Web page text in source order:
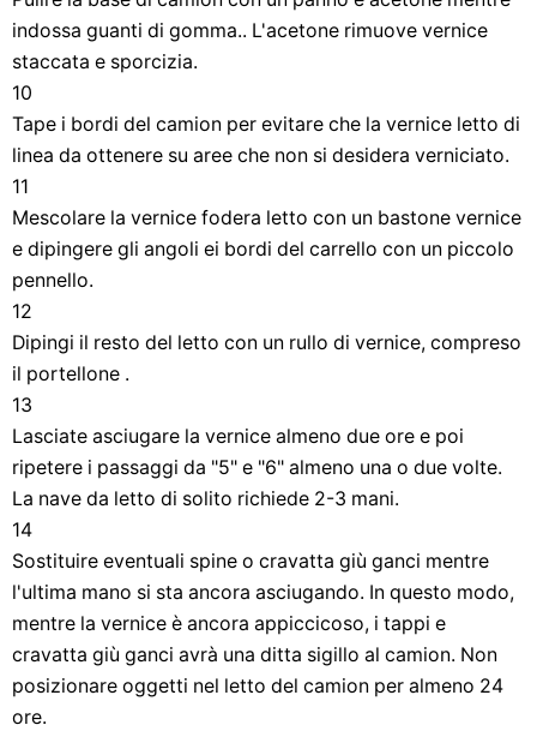
indossa guanti di gomma.. L'acetone rimuove vernice
staccata e sporcizia.
10
Tape i bordi del camion per evitare che la vernice letto di
linea da ottenere su aree che non si desidera verniciato.
11
Mescolare la vernice fodera letto con un bastone vernice
e dipingere gli angoli ei bordi del carrello con un piccolo
pennello.
12
Dipingi il resto del letto con un rullo di vernice, compreso
il portellone .
13
Lasciate asciugare la vernice almeno due ore e poi
ripetere i passaggi da "5" e "6" almeno una o due volte.
La nave da letto di solito richiede 2-3 mani.
14
Sostituire eventuali spine o cravatta giù ganci mentre
l'ultima mano si sta ancora asciugando. In questo modo,
mentre la vernice è ancora appiccicoso, i tappi e
cravatta giù ganci avrà una ditta sigillo al camion. Non
posizionare oggetti nel letto del camion per almeno 24
ore.